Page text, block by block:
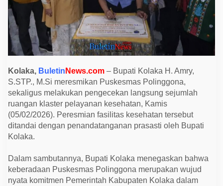
k
e
s
m
a
s
o
l
i
n
g
g
o
n
a
g
k
a
Kolaka, Buletin News.com – Bupati Kolaka H. Amry,
S.STP., M.Si meresmikan Puskesmas Polinggona,
sekaligus melakukan pengecekan langsung sejumlah
ruangan klaster pelayanan kesehatan, Kamis
(05/02/2026). Peresmian fasilitas kesehatan tersebut
ditandai dengan penandatanganan prasasti oleh Bupati
Kolaka.
Dalam sambutannya, Bupati Kolaka menegaskan bahwa
keberadaan Puskesmas Polinggona merupakan wujud
nyata komitmen Pemerintah Kabupaten Kolaka dalam